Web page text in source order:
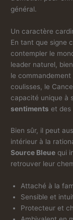
général.
Un caractère
En tant que signe
contempler le
leader naturel,
le
coulisses, le
capacité unique à
sentiments et des
Bien sûr, il peut
intérieur à la
Source Bleue qui
retrouver leur
Attaché à la
Sensible et
Protecteur et